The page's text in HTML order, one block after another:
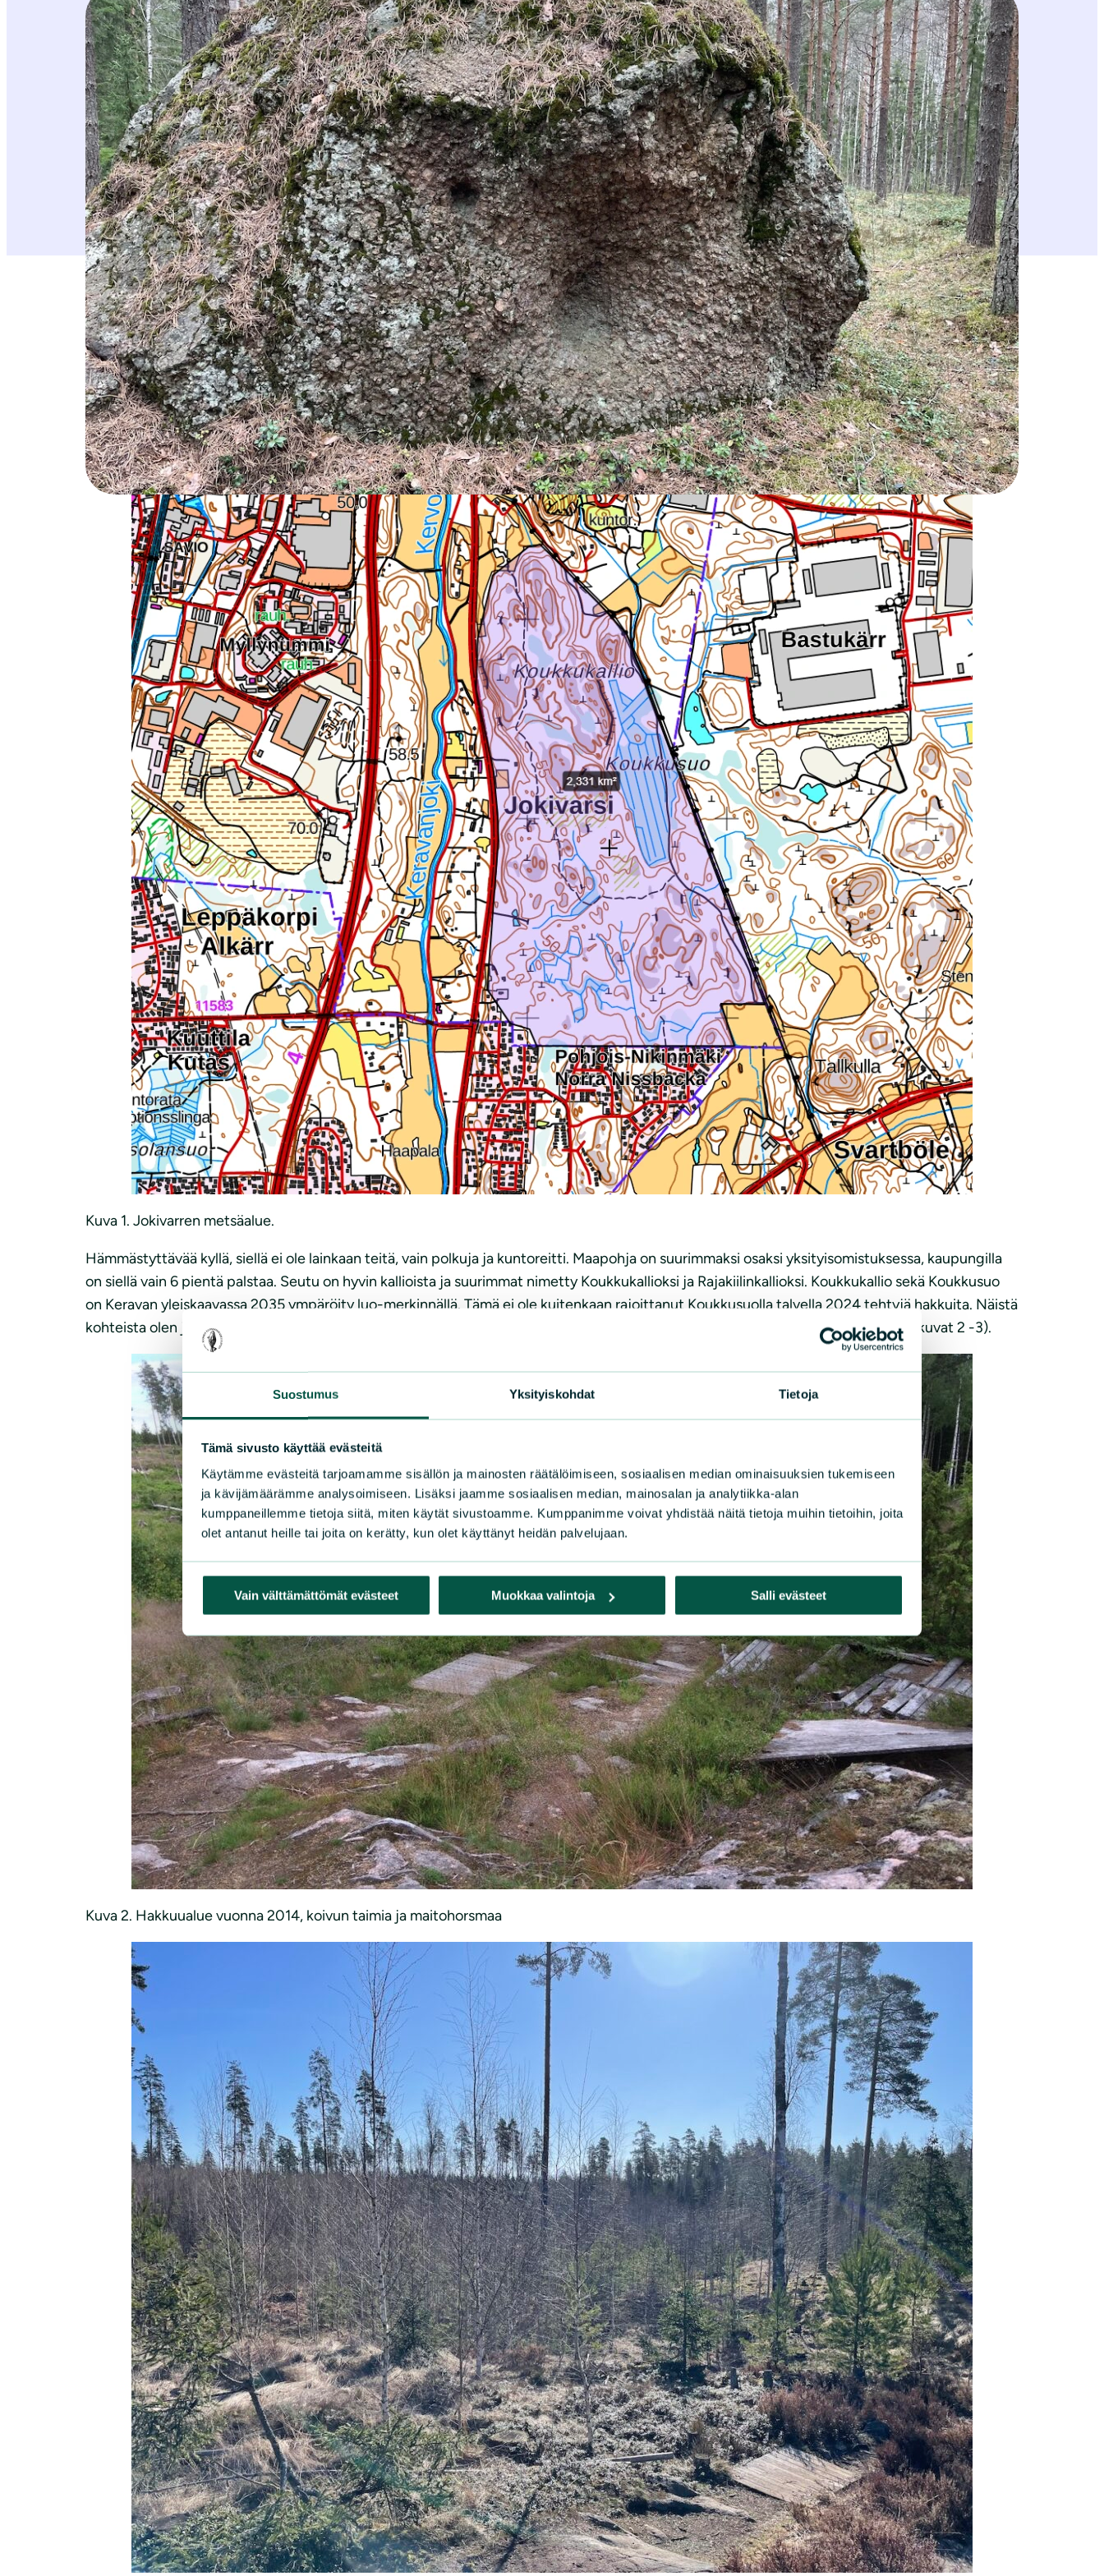
Suostumus Yksityiskohdat Tietoja
Tämä sivusto käyttää evästeitä
Käytämme evästeitä tarjoamamme sisällön ja mainosten räätälöimiseen, sosiaalisen median ominaisuuksien tukemiseen
ja kävijämäärämme analysoimiseen. Lisäksi jaamme sosiaalisen median, mainosalan ja analytiikka-alan
kumppaneillemme tietoja siitä, miten käytät sivustoamme. Kumppanimme voivat yhdistää näitä tietoja muihin tietoihin, joita
olet antanut heille tai joita on kerätty, kun olet käyttänyt heidän palvelujaan.
Vain välttämättömät evästeet Muokkaa valintoja Salli evästeet
Jokivarren metsiä hakataan rajusti
Keravan suurin (n. 230 hehtaaria) yhtenäinen metsäalue sijaitsee Keinukallion ja Vantaan Pohjois-Nikinmäen välissä (kuva 1). Kartoissa siinä on
nimi Jokivarsi.
Kuva 1. Jokivarren metsäalue.
Hämmästyttävää kyllä, siellä ei ole lainkaan teitä, vain polkuja ja kuntoreitti. Maapohja on suurimmaksi osaksi yksityisomistuksessa, kaupungilla
on siellä vain 6 pientä palstaa. Seutu on hyvin kallioista ja suurimmat nimetty Koukkukallioksi ja Rajakiilinkallioksi. Koukkukallio sekä Koukkusuo
on Keravan yleiskaavassa 2035 ympäröity luo-merkinnällä. Tämä ei ole kuitenkaan rajoittanut Koukkusuolla talvella 2024 tehtyjä hakkuita. Näistä
kohteista olen jo aikaisemmin kertonut Luontouutisissa. Alueella on pari hyvin huonosti kasvamaan lähtenyttä avohakkuualuetta (kuvat 2 -3).
Kuva 2. Hakkuualue vuonna 2014, koivun taimia ja maitohorsmaa